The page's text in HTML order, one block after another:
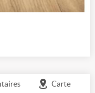
Carte